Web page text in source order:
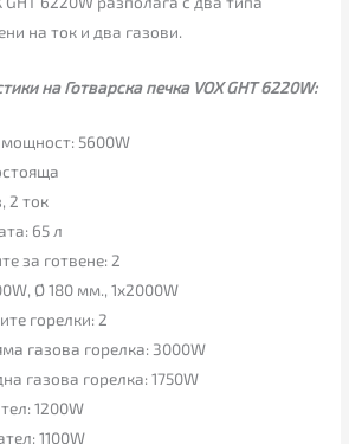
на ток и два газови.
на Готварска печка VOX GHT 6220W:
мощност: 5600W
2 ток
65 л
за готвене: 2
Ø 180 мм., 1х2000W
горелки: 2
газова горелка: 3000W
газова горелка: 1750W
1200W
1100W